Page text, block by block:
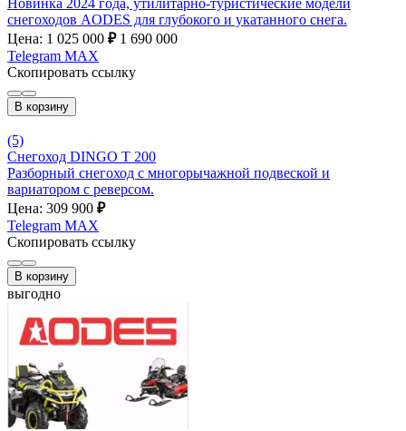
снегоходов AODES для глубокого и укатанного снега.
Цена: 1 025 000 ₽ 1 690 000
Telegram MAX
Скопировать ссылку
В корзину
(5)
Снегоход DINGO T 200
Разборный снегоход с многорычажной подвеской и
вариатором с реверсом.
Цена: 309 900 ₽
Telegram MAX
Скопировать ссылку
В корзину
выгодно